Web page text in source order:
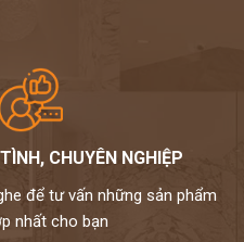
CHUYÊN NGHIỆP
để tư vấn những sản phẩm
nhất cho bạn